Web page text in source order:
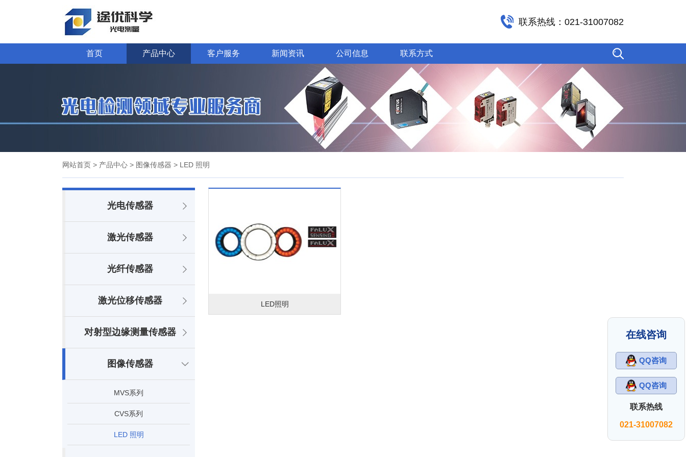
联系热线：021-31007082
首页 产品中心 客户服务 新闻资讯 公司信息 联系方式
网站首页 > 产品中心 > 图像传感器 > LED 照明
光电传感器
激光传感器
光纤传感器
激光位移传感器
对射型边缘测量传感器
图像传感器
MVS系列
CVS系列
LED 照明
LED照明
在线咨询
QQ咨询
QQ咨询
联系热线
021-31007082